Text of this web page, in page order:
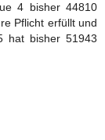
4 bisher 44810
Pflicht erfüllt und
hat bisher 51943